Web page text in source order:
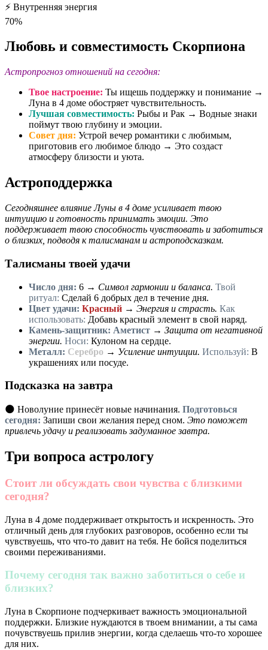
⚡ Внутренняя энергия
70%
Любовь и совместимость Скорпиона
Астропрогноз отношений на сегодня:
Твое настроение: Ты ищешь поддержку и понимание →
Луна в 4 доме обостряет чувствительность.
Лучшая совместимость: Рыбы и Рак → Водные знаки
поймут твою глубину и эмоции.
Совет дня: Устрой вечер романтики с любимым,
приготовив его любимое блюдо → Это создаст
атмосферу близости и уюта.
Астроподдержка
Сегодняшнее влияние Луны в 4 доме усиливает твою
интуицию и готовность принимать эмоции. Это
поддерживает твою способность чувствовать и заботиться
о близких, подводя к талисманам и астроподсказкам.
Талисманы твоей удачи
Число дня: 6 → Символ гармонии и баланса. Твой
ритуал: Сделай 6 добрых дел в течение дня.
Цвет удачи: Красный → Энергия и страсть. Как
использовать: Добавь красный элемент в свой наряд.
Камень-защитник: Аметист → Защита от негативной
энергии. Носи: Кулоном на сердце.
Металл: Серебро → Усиление интуиции. Используй: В
украшениях или посуде.
Подсказка на завтра
🌑 Новолуние принесёт новые начинания. Подготовься
сегодня: Запиши свои желания перед сном. Это поможет
привлечь удачу и реализовать задуманное завтра.
Три вопроса астрологу
Стоит ли обсуждать свои чувства с близкими
сегодня?
Луна в 4 доме поддерживает открытость и искренность. Это
отличный день для глубоких разговоров, особенно если ты
чувствуешь, что что-то давит на тебя. Не бойся поделиться
своими переживаниями.
Почему сегодня так важно заботиться о себе и
близких?
Луна в Скорпионе подчеркивает важность эмоциональной
поддержки. Близкие нуждаются в твоем внимании, а ты сама
почувствуешь прилив энергии, когда сделаешь что-то хорошее
для них.